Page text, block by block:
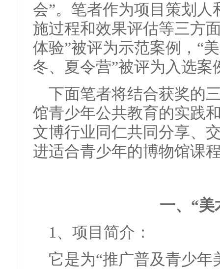
会”。笔者作为项目策划
施过程和效果评估等三方
体验”被评为示范案例，“
冬、夏令营”被评为入选案
下面笔者将结合获奖的
馆青少年公共教育的实践
文博行业同仁共同分享、
进适合青少年的博物馆课
一、“美
1、项目简介：
它是为“推广普及青少